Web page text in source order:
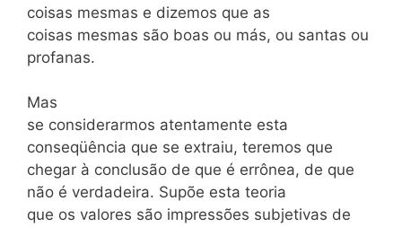
coisas mesmas e dizemos que as
coisas mesmas são boas ou más, ou santas ou
profanas.
Mas
se considerarmos atentamente esta
conseqüência que se extraiu, teremos que
chegar à conclusão de que é errônea, de que
não é verdadeira. Supõe esta teoria
que os valores são impressões subjetivas de